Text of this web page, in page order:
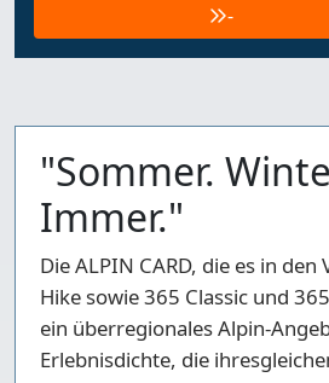
-
"Sommer.
Immer."
Die ALPIN CARD, die es in den
Hike sowie 365 Classic und
ein überregionales Alpin-
Erlebnisdichte, die